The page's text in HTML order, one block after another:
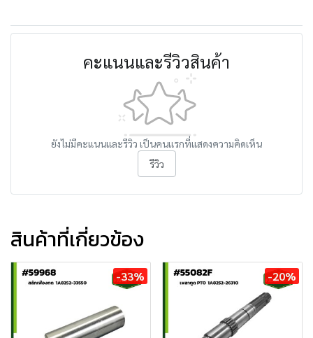
คะแนนและรีวิวสินค้า
ยังไม่มีคะแนนและรีวิว เป็นคนแรกที่แสดงความคิดเห็น
รีวิว
สินค้าที่เกี่ยวข้อง
-33% -20%